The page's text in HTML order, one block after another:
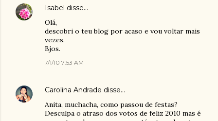
Isabel disse…
Olá,
descobri o teu blog por acaso e vou voltar mais
vezes.
Bjos.
7/1/10 7:53 AM
Carolina Andrade disse…
Anita, muchacha, como passou de festas?
Desculpa o atraso dos votos de feliz 2010 mas é